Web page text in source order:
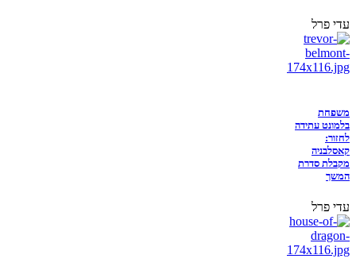
עדי פרל
משפחת
בלמונט עתידה
לחזור:
קאסלבניה
מקבלת סדרת
המשך
עדי פרל